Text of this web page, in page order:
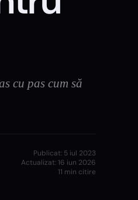
cu pas cum să
Publicat: 5 iul 2023
Actualizat:16 iun 2026
11 min citire